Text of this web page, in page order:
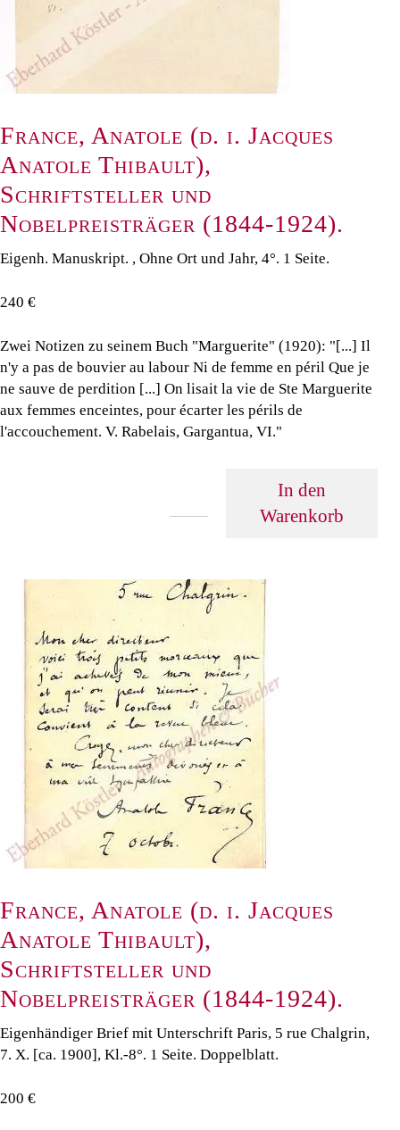
France, Anatole (d. i. Jacques
Anatole Thibault),
Schriftsteller und
Nobelpreisträger (1844-1924).
Eigenh. Manuskript. , Ohne Ort und Jahr, 4°. 1 Seite.
240 €
Zwei Notizen zu seinem Buch "Marguerite" (1920): "[...] Il
n'y a pas de bouvier au labour Ni de femme en péril Que je
ne sauve de perdition [...] On lisait la vie de Ste Marguerite
aux femmes enceintes, pour écarter les périls de
l'accouchement. V. Rabelais, Gargantua, VI."
In den
Warenkorb
France, Anatole (d. i. Jacques
Anatole Thibault),
Schriftsteller und
Nobelpreisträger (1844-1924).
Eigenhändiger Brief mit Unterschrift Paris, 5 rue Chalgrin,
7. X. [ca. 1900], Kl.-8°. 1 Seite. Doppelblatt.
200 €